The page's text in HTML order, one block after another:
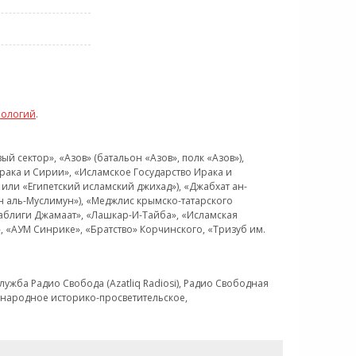
.
«Азов» (батальон «Азов», полк «Азов»),
и Сирии», «Исламское Государство Ирака и
«Египетский исламский джихад»), «Джабхат ан-
Муслимун»), «Меджлис крымско-татарского
Джамаат», «Лашкар-И-Тайба», «Исламская
Синрике», «Братство» Корчинского, «Тризуб им.
Радио Свобода (Azatliq Radiosi), Радио Свободная
историко-просветительское,